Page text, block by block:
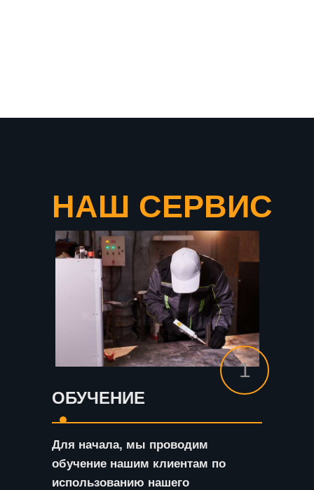
НАШ СЕРВИС
ОБУЧЕНИЕ
Для начала, мы проводим
обучение нашим клиентам по
использованию нашего
1